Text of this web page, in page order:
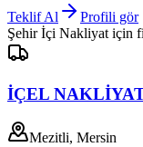
Teklif Al
Profili gör
Şehir İçi Nakliyat için
İÇEL
Mezitli, Mersin